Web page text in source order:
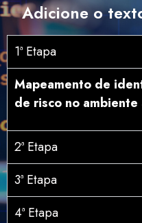
Adicione o
1ª Etapa
Mapeamento de
de risco no ambiente
2ª Etapa
3ª Etapa
4ª Etapa